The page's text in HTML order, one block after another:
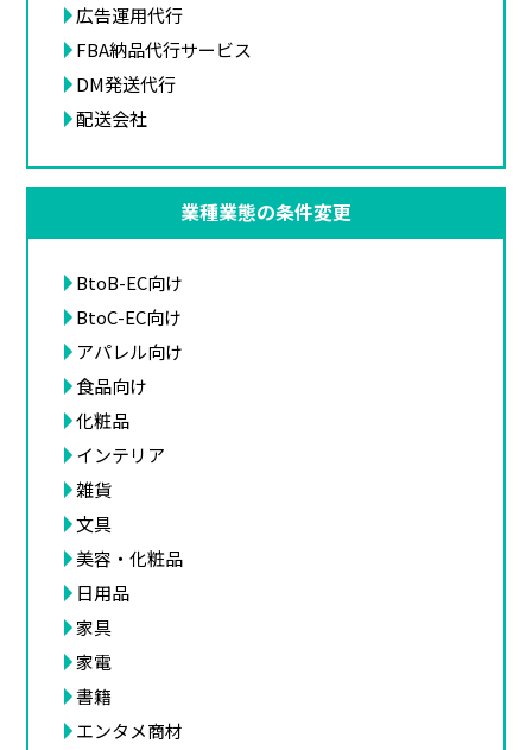
広告運用代行
FBA納品代行サービス
DM発送代行
配送会社
業種業態の条件変更
BtoB-EC向け
BtoC-EC向け
アパレル向け
食品向け
化粧品
インテリア
雑貨
文具
美容・化粧品
日用品
家具
家電
書籍
エンタメ商材